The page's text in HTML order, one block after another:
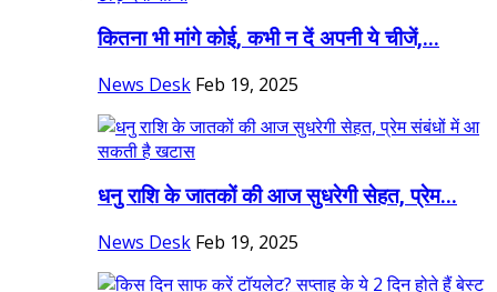
कितना भी मांगे कोई, कभी न दें अपनी ये चीजें,...
News Desk Feb 19, 2025
धनु राशि के जातकों की आज सुधरेगी सेहत, प्रेम...
News Desk Feb 19, 2025